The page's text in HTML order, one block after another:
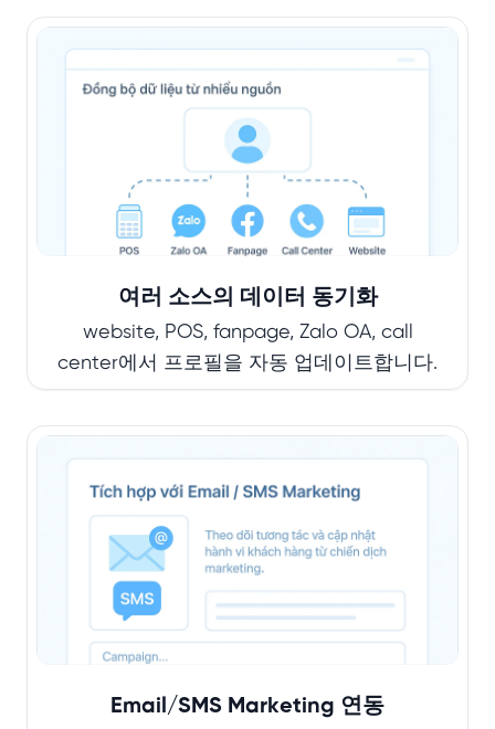
여러 소스의 데이터 동기화
website, POS, fanpage, Zalo OA, call
center에서 프로필을 자동 업데이트합니다.
Email/SMS Marketing 연동